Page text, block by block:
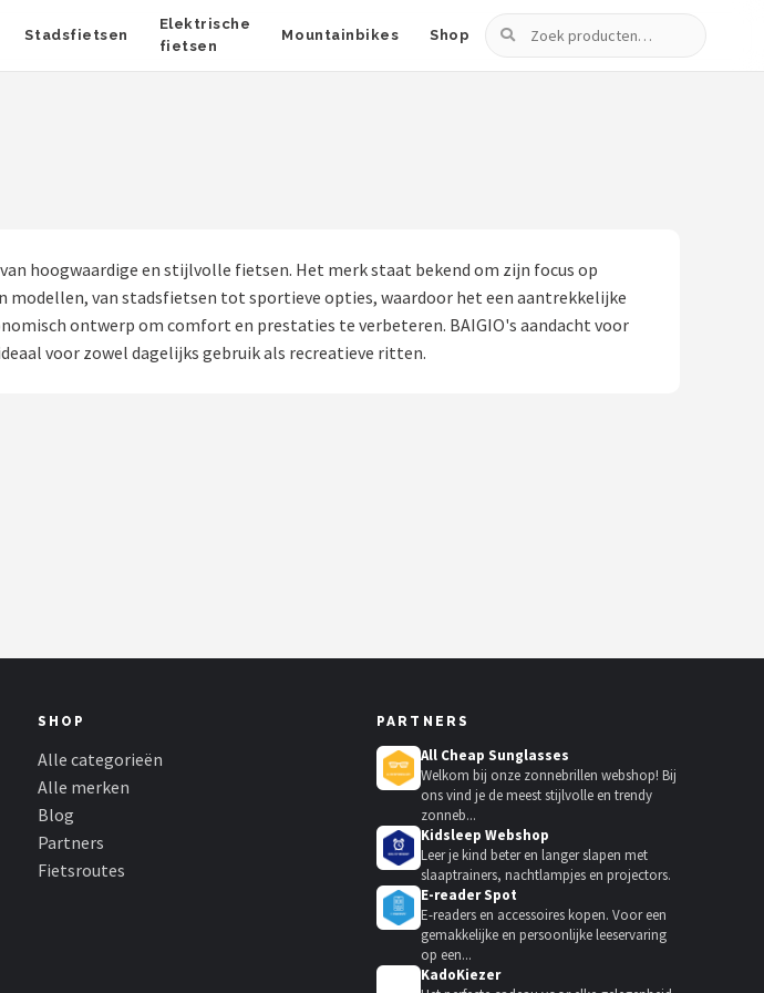
Stadsfietsen
Elektrische
fietsen
Mountainbikes Shop
Zoeken
hoogwaardige en stijlvolle fietsen. Het merk staat bekend om zijn focus op
modellen, van stadsfietsen tot sportieve opties, waardoor het een aantrekkelijke
ontwerp om comfort en prestaties te verbeteren. BAIGIO's aandacht voor
voor zowel dagelijks gebruik als recreatieve ritten.
SHOP
Alle categorieën
Alle merken
Blog
Partners
Fietsroutes
PARTNERS
All Cheap Sunglasses
Welkom bij onze zonnebrillen webshop! Bij
ons vind je de meest stijlvolle en trendy
zonneb...
Kidsleep Webshop
Leer je kind beter en langer slapen met
slaaptrainers, nachtlampjes en projectors.
E-reader Spot
E-readers en accessoires kopen. Voor een
gemakkelijke en persoonlijke leeservaring
op een...
KadoKiezer